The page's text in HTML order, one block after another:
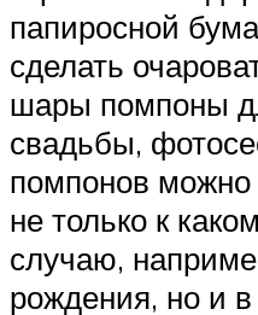
папиросной
сделать
шары помпоны
свадьбы,
помпонов можно
не только к
случаю,
рождения, но и